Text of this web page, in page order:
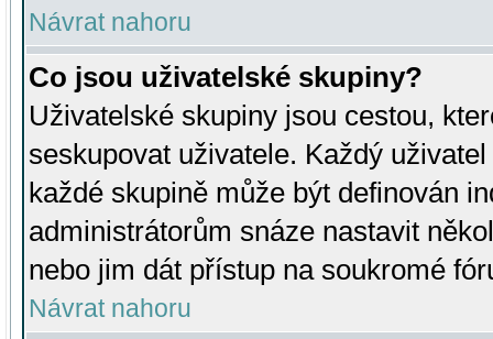
Návrat nahoru
Co jsou uživatelské skupiny?
Uživatelské skupiny jsou cestou,
seskupovat uživatele. Každý
každé skupině může být definován
administrátorům snáze nastavit
nebo jim dát přístup na soukromé
Návrat nahoru